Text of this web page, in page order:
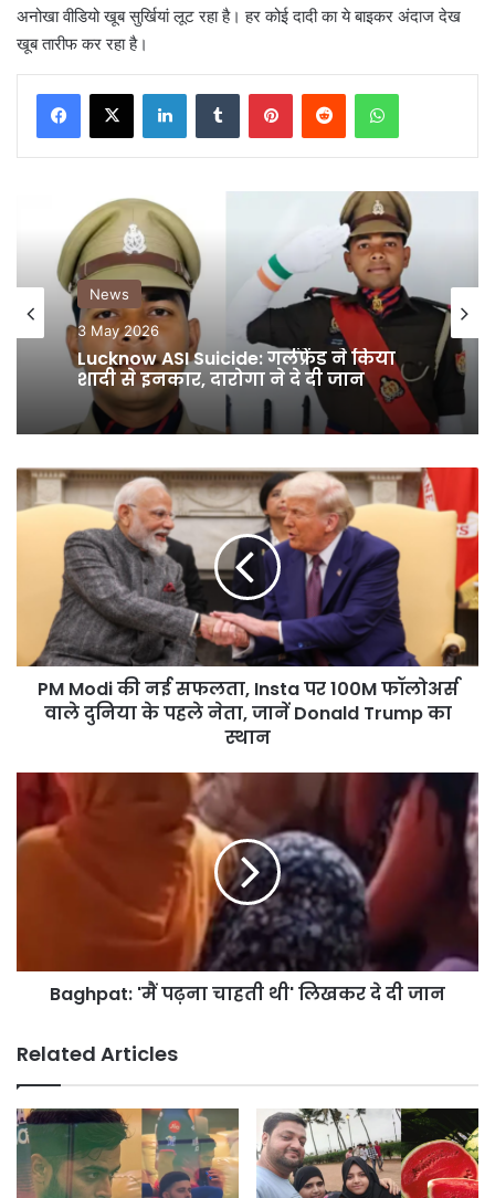
अनोखा वीडियो खूब सुर्खियां लूट रहा है। हर कोई दादी का ये बाइकर अंदाज देख
खूब तारीफ कर रहा है।
LinkedInTumblr PinterestReddit WhatsApp
News
3 May 2026
Lucknow ASI Suicide: गर्लफ्रेंड ने किया
शादी से इनकार, दारोगा ने दे दी जान
PM
Modi
100M
फॉलोअर्स
दुनिया
Donald
Trump
PM Modi की नई सफलता, Insta पर 100M फॉलोअर्स
वाले दुनिया के पहले नेता, जानें Donald Trump का
स्थान
Baghpat:
पढ़ना
चाहती
जान
Baghpat: 'मैं पढ़ना चाहती थी' लिखकर दे दी जान
Related Articles